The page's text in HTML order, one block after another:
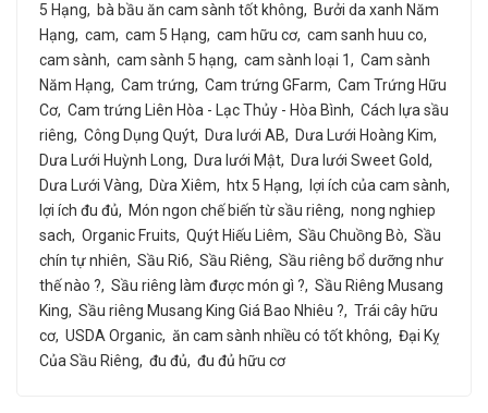
5 Hạng bà bầu ăn cam sành tốt không
Bưởi da xanh Năm
Hạng
cam cam 5 Hạng cam hữu cơ cam sanh huu co
cam sành
cam sành 5 hạng cam sành loại 1
Cam sành
Năm Hạng
Cam trứng Cam trứng GFarm
Cam Trứng Hữu
Cơ Cam trứng Liên Hòa - Lạc Thủy - Hòa Bình
Cách lựa sầu
riêng
Công Dụng Quýt Dưa lưới AB
Dưa Lưới Hoàng Kim
Dưa Lưới Huỳnh Long
Dưa lưới Mật
Dưa lưới Sweet Gold
Dưa Lưới Vàng
Dừa Xiêm htx 5 Hạng
lợi ích của cam sành
lợi ích đu đủ
Món ngon chế biến từ sầu riêng
nong nghiep
sach
Organic Fruits Quýt Hiếu Liêm Sầu Chuồng Bò
Sầu
chín tự nhiên
Sầu Ri6 Sầu Riêng
Sầu riêng bổ dưỡng như
thế nào ?
Sầu riêng làm được món gì ?
Sầu Riêng Musang
King
Sầu riêng Musang King Giá Bao Nhiêu ?
Trái cây hữu
cơ USDA Organic ăn cam sành nhiều có tốt không
Đại Kỵ
Của Sầu Riêng
đu đủ đu đủ hữu cơ